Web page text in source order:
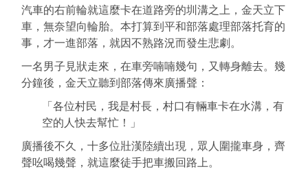
汽車的右前輪就這麼卡在道路旁的圳溝之上，金天立下
車，無奈望向輪胎。本打算到平和部落處理部落托育的
事，才一進部落，就因不熟路況而發生悲劇。
一名男子見狀走來，在車旁喃喃幾句，又轉身離去。幾
分鐘後，金天立聽到部落傳來廣播聲：
「各位村民，我是村長，村口有輛車卡在水溝，有
空的人快去幫忙！」
廣播後不久，十多位壯漢陸續出現，眾人圍攏車身，齊
聲吆喝幾聲，就這麼徒手把車搬回路上。